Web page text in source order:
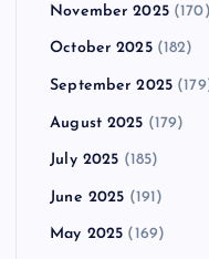
November 2025(170)
October 2025(182)
September 2025
August 2025 (179)
July 2025 (185)
June 2025 (191)
May 2025 (169)